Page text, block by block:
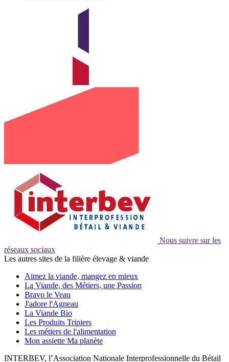
Nous suivre sur les
réseaux sociaux
Les autres sites de la filière élevage & viande
Aimez la viande, mangez en mieux
La Viande, des Métiers, une Passion
Bravo le Veau
J'adore l'Agneau
La Viande Bio
Les Produits Tripiers
Les métiers de l'alimentation
Mon assiette Ma planète
INTERBEV, l’Association Nationale Interprofessionnelle du Bétail